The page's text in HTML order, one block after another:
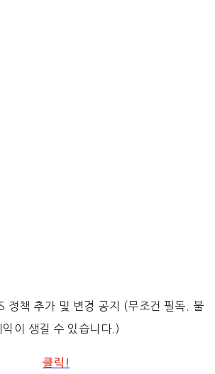
책 추가 및 변경 공지 (무조건 필독. 불
익이 생길 수 있습니다.)
클릭!